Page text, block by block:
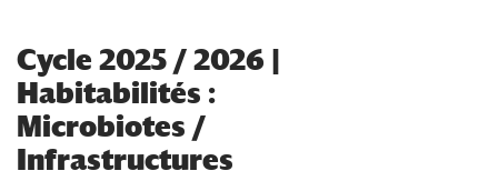
Cycle 2025 / 2026 |
Habitabilités :
Microbiotes /
Infrastructures